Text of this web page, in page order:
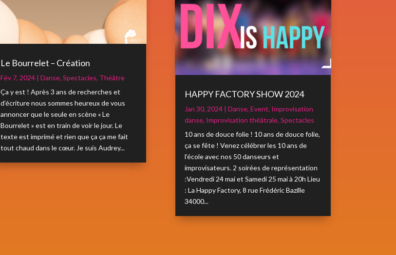
Le Bourrelet – Création
Fév 7, 2024| Danse, Spectacles, Théâtre
Ça y est ! Après 3 ans de recherches et
d’écriture nous sommes heureux de vous
annoncer que le seule en scène « Le
Bourrelet » est en train de voir le jour. Le
texte est imprimé et rien que ça ça me fait
tout chaud dans le cœur. Je suis Audrey...
HAPPY FACTORY SHOW 2024
Jan 30, 2024| Danse, Event, Improvisation
danse, Improvisation théâtrale, Spectacles
10 ans de douce folie ! 10 ans de douce folie,
ça se fête ! Venez célébrer les 10 ans de
l’école avec nos 50 danseurs et
improvisateurs. 2 soirées de représentation
:Vendredi 24 mai et Samedi 25 mai à 20h Lieu
: La Happy Factory, 8 rue Frédéric Bazille
34000...